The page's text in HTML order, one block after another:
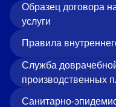
Образец договора
услуги
Правила
Служба
производственных
Санитарно-